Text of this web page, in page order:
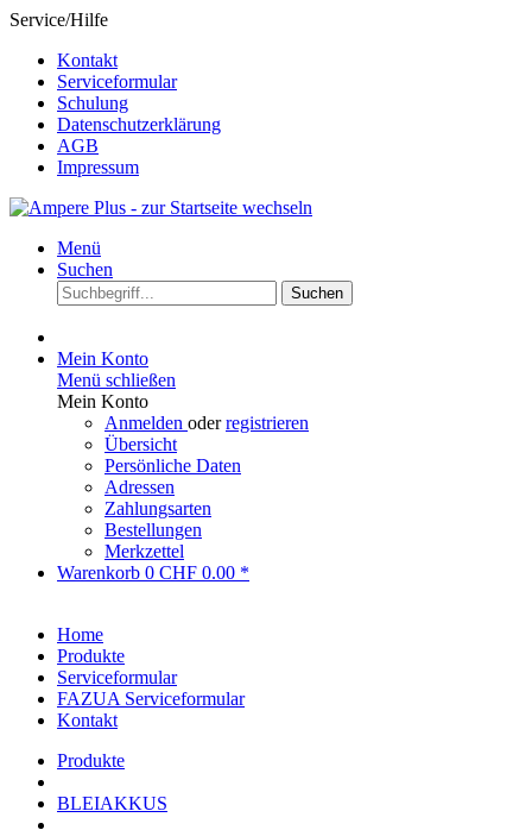
Service/Hilfe
Kontakt
Serviceformular
Schulung
Datenschutzerklärung
AGB
Impressum
Menü
Suchen
Suchen
Mein Konto
Menü schließen
Mein Konto
Anmelden oderregistrieren
Übersicht
Persönliche Daten
Adressen
Zahlungsarten
Bestellungen
Merkzettel
Warenkorb 0 CHF 0.00 *
Home
Produkte
Serviceformular
FAZUA Serviceformular
Kontakt
Produkte
BLEIAKKUS